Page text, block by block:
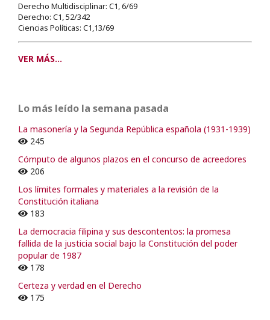
Derecho Multidisciplinar: C1, 6/69
Derecho: C1, 52/342
Ciencias Políticas: C1,13/69
VER MÁS...
Lo más leído la semana pasada
La masonería y la Segunda República española (1931-1939)
245
Cómputo de algunos plazos en el concurso de acreedores
206
Los límites formales y materiales a la revisión de la
Constitución italiana
183
La democracia filipina y sus descontentos: la promesa
fallida de la justicia social bajo la Constitución del poder
popular de 1987
178
Certeza y verdad en el Derecho
175